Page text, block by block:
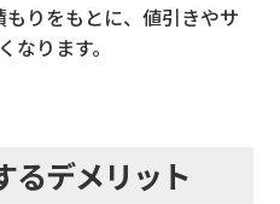
りをもとに、値引きやサ
なります。
るデメリット